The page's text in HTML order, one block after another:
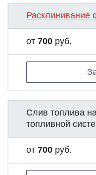
Расклинивание
от 700 руб.
Слив топлива
топливной
от 700 руб.